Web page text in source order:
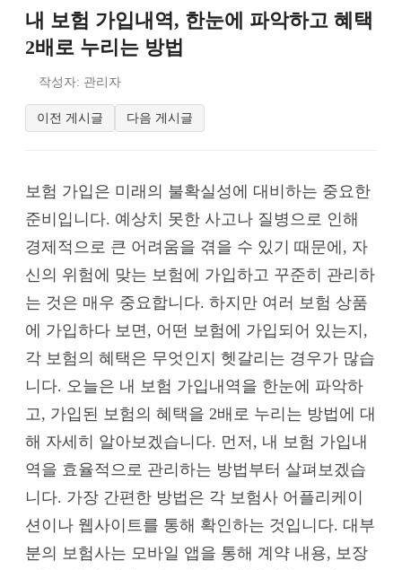
내 보험 가입내역, 한눈에 파악하고 혜택
2배로 누리는 방법
작성자: 관리자
이전 게시글 다음 게시글
보험 가입은 미래의 불확실성에 대비하는 중요한
준비입니다. 예상치 못한 사고나 질병으로 인해
경제적으로 큰 어려움을 겪을 수 있기 때문에, 자
신의 위험에 맞는 보험에 가입하고 꾸준히 관리하
는 것은 매우 중요합니다. 하지만 여러 보험 상품
에 가입하다 보면, 어떤 보험에 가입되어 있는지,
각 보험의 혜택은 무엇인지 헷갈리는 경우가 많습
니다. 오늘은 내 보험 가입내역을 한눈에 파악하
고, 가입된 보험의 혜택을 2배로 누리는 방법에 대
해 자세히 알아보겠습니다. 먼저, 내 보험 가입내
역을 효율적으로 관리하는 방법부터 살펴보겠습
니다. 가장 간편한 방법은 각 보험사 어플리케이
션이나 웹사이트를 통해 확인하는 것입니다. 대부
분의 보험사는 모바일 앱을 통해 계약 내용, 보장